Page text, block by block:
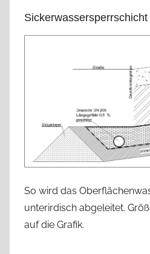
Sickerwassersperrschicht
So wird das
unterirdisch abgeleitet.
auf die Grafik.